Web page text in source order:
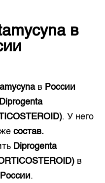
в
в России
Diprogenta
. У него
состав.
Diprogenta
в
России.